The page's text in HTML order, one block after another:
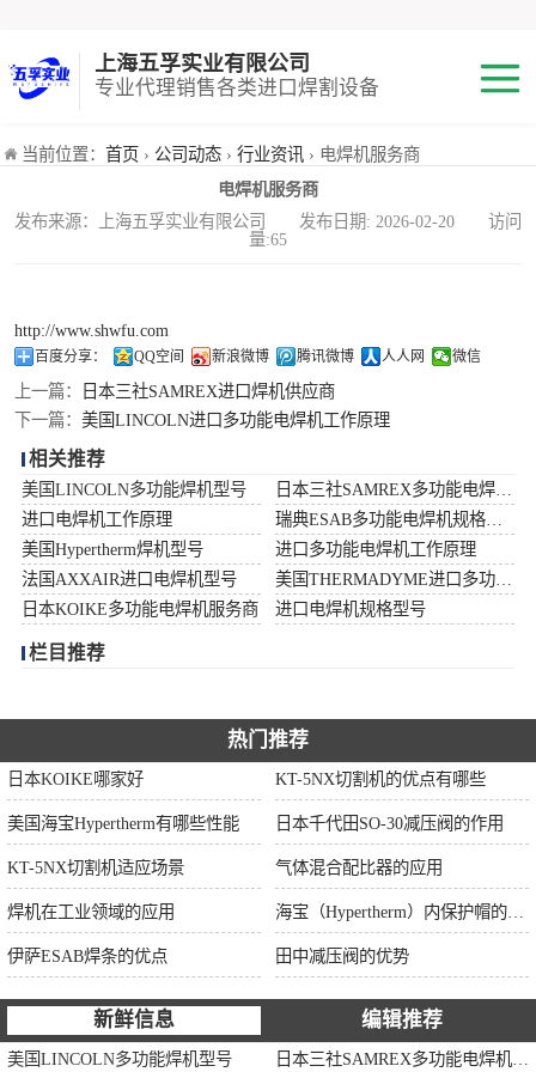
上海五孚实业有限公司
专业代理销售各类进口焊割设备
当前位置： 首页 › 公司动态 › 行业资讯 › 电焊机服务商
电焊机服务商
发布来源：上海五孚实业有限公司 发布日期: 2026-02-20 访问
量:65
http://www.shwfu.com
百度分享： QQ空间 新浪微博 腾讯微博 人人网 微信
上一篇：
日本三社SAMREX进口焊机供应商
下一篇： 美国LINCOLN进口多功能电焊机工作原理
相关推荐
美国LINCOLN多功能焊机型号
进口电焊机工作原理
美国Hypertherm焊机型号
进口多功能电焊机工作原理
法国AXXAIR进口电焊机型号
日本KOIKE多功能电焊机服务商
进口电焊机规格型号
栏目推荐
热门推荐
日本KOIKE哪家好 KT-5NX切割机的优点有哪些
美国海宝Hypertherm有哪些性能 日本千代田SO-30减压阀的作用
KT-5NX切割机适应场景 气体混合配比器的应用
焊机在工业领域的应用
伊萨ESAB焊条的优点 田中减压阀的优势
新鲜信息 编辑推荐
美国LINCOLN多功能焊机型号
焊机
切割机
小池划线嘴
气体混合配比器
海宝Hypertherm
减压阀
伊萨ESAB焊条
面罩